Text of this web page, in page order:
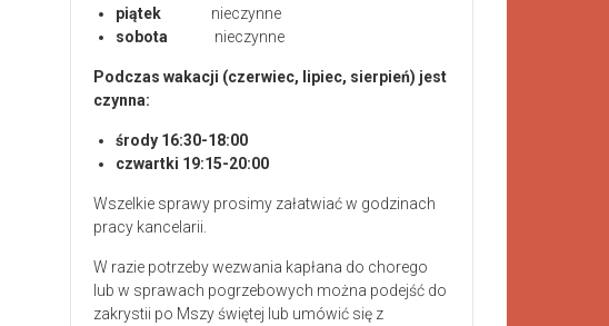
piątek
nieczynne
sobota nieczynne
Podczas wakacji (czerwiec, lipiec, sierpień) jest
czynna:
środy 16:30-18:00
czwartki 19:15-20:00
Wszelkie sprawy prosimy załatwiać w godzinach
pracy kancelarii.
W razie potrzeby wezwania kapłana do chorego
lub w sprawach pogrzebowych można podejść do
zakrystii po Mszy świętej lub umówić się z